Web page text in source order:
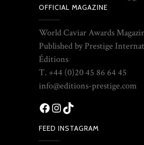
OFFICIAL MAGAZINE
World Caviar Awards
Published by Prestige
Éditions
T. +44 (0)20 45 86 64 45
info@editions-prestige.com
Facebook
Instagram
TikTok
FEED INSTAGRAM